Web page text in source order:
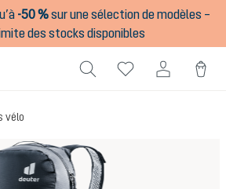
-50 %sur une sélection de modèles –
des stocks disponibles
vélo